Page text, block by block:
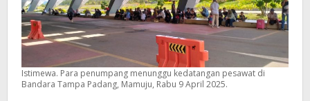
Istimewa. Para penumpang menunggu kedatangan pesawat di
Bandara Tampa Padang, Mamuju, Rabu 9 April 2025.